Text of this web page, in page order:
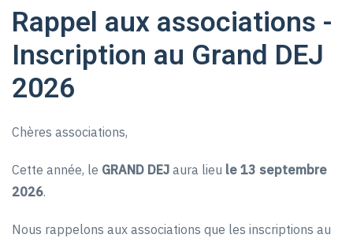
Rappel aux associations -
Inscription au Grand DEJ
2026
Chères associations,
Cette année, le GRAND DEJ aura lieu le 13 septembre
2026.
Nous rappelons aux associations que les inscriptions au